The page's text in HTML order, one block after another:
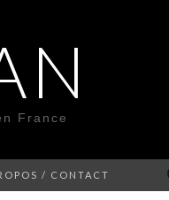
France
/ CONTACT